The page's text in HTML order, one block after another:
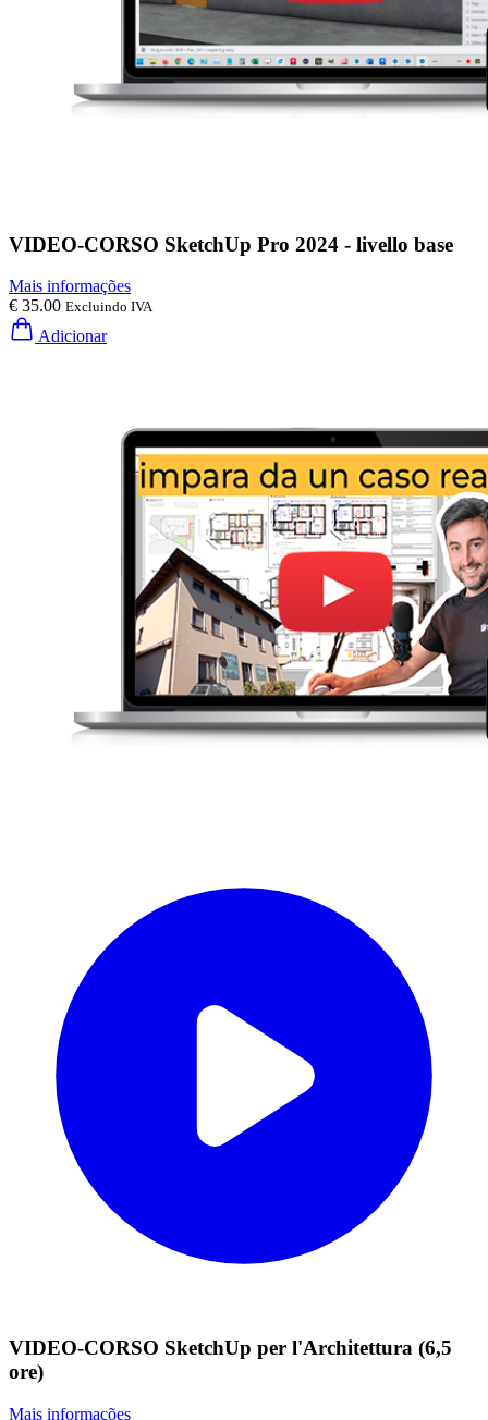
VIDEO-CORSO SketchUp Pro 2024 - livello base
Mais informações
€ 35.00 Excluindo IVA
Adicionar
VIDEO-CORSO SketchUp per l'Architettura (6,5
ore)
Mais informações